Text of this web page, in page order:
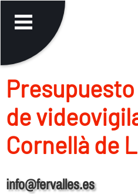
de
Cornellà de
info@fervalles.es